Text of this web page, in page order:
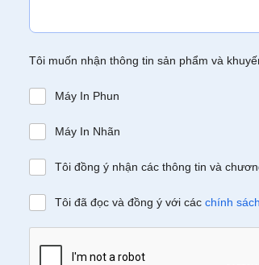
Tôi muốn nhận thông tin sản phẩm và
Máy In Phun
Máy In Nhãn
Tôi đồng ý nhận các thông tin và
Tôi đã đọc và đồng ý với các chính